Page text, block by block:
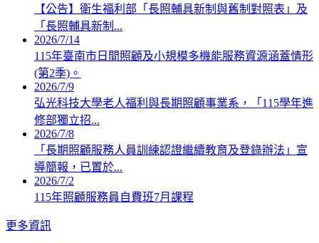
【公告】衛生福利部「長照輔具新制與舊制對照表」及
「長照輔具新制...
2026/7/14
115年臺南市日間照顧及小規模多機能服務資源涵蓋情形
(第2季)。
2026/7/9
弘光科技大學老人福利與長期照顧事業系，「115學年進
修部獨立招...
2026/7/8
「長期照顧服務人員訓練認證繼續教育及登錄辦法」宣
導簡報，已置於...
2026/7/2
115年照顧服務員自費班7月課程
更多資訊